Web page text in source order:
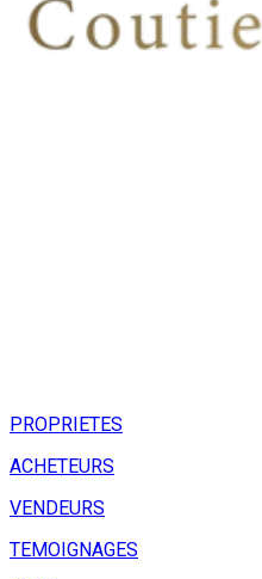
PROPRIETES
ACHETEURS
VENDEURS
TEMOIGNAGES